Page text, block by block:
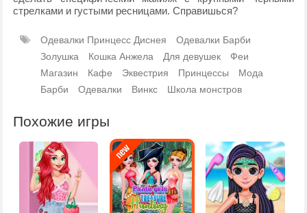
стрелками и густыми ресницами. Справишься?
Одевалки Принцесс Диснея
Одевалки Барби
Золушка
Кошка Анжела Для девушек
Феи
Магазин
Кафе Эквестрия Принцессы
Мода
Барби
Одевалки Винкс Школа монстров
Похожие игры